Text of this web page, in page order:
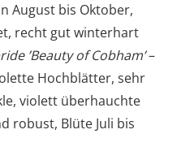
August bis Oktober,
recht gut winterhart
’Beauty of Cobham’–
Hochblätter, sehr
violett überhauchte
robust, Blüte Juli bis